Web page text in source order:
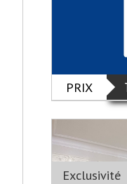
PRIX
Exclusivité